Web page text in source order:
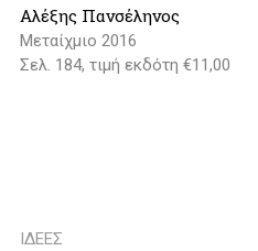
Αλέξης Πανσέληνος
Μεταίχμιο 2016
Σελ. 184, τιμή εκδότη €11,00
ΙΔΕΕΣ